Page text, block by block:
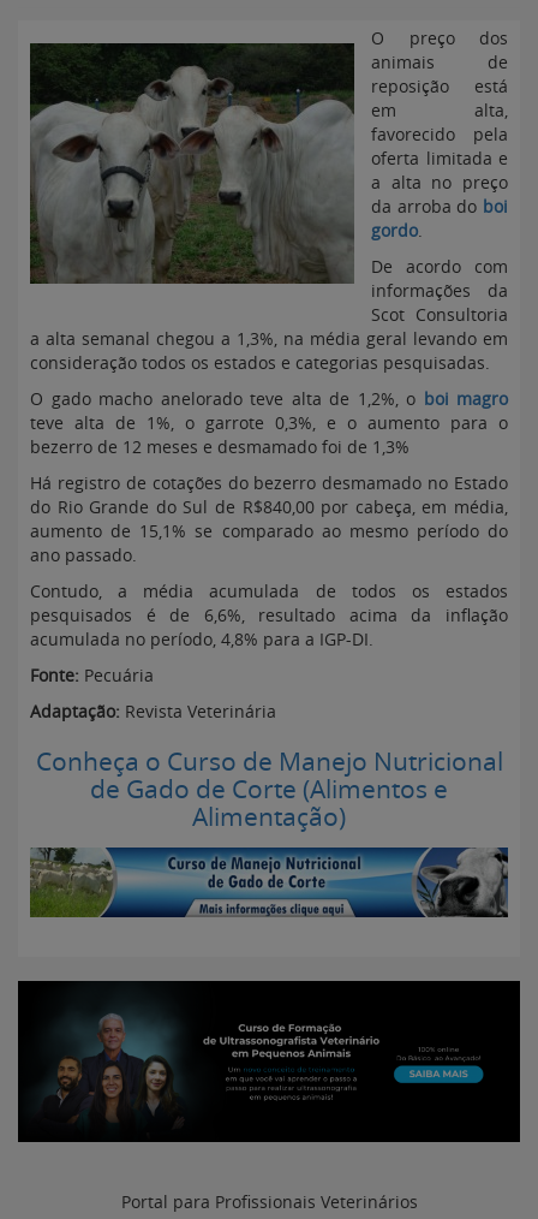
O preço dos
animais de
reposição está
em alta,
favorecido pela
oferta limitada e
a alta no preço
da arroba do boi
gordo.
De acordo com
informações da
Scot Consultoria
a alta semanal chegou a 1,3%, na média geral levando em
consideração todos os estados e categorias pesquisadas.
O gado macho anelorado teve alta de 1,2%, o boi magro
teve alta de 1%, o garrote 0,3%, e o aumento para o
bezerro de 12 meses e desmamado foi de 1,3%
Há registro de cotações do bezerro desmamado no Estado
do Rio Grande do Sul de R$840,00 por cabeça, em média,
aumento de 15,1% se comparado ao mesmo período do
ano passado.
Contudo, a média acumulada de todos os estados
pesquisados é de 6,6%, resultado acima da inflação
acumulada no período, 4,8% para a IGP-DI.
Fonte: Pecuária
Adaptação: Revista Veterinária
Conheça o Curso de Manejo Nutricional
de Gado de Corte (Alimentos e
Alimentação)
Portal para Profissionais Veterinários